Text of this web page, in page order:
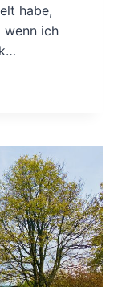
habe,
wenn ich